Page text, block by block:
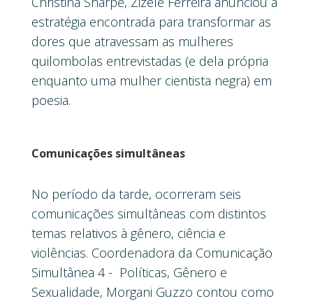
estratégia encontrada para transformar as
dores que atravessam as mulheres
quilombolas entrevistadas (e dela própria
enquanto uma mulher cientista negra) em
poesia.
Comunicações simultâneas
No período da tarde, ocorreram seis
comunicações simultâneas com distintos
temas relativos à gênero, ciência e
violências. Coordenadora da Comunicação
Simultânea 4 - Políticas, Gênero e
Sexualidade, Morgani Guzzo contou como